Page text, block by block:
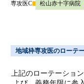
地域枠専攻医のローテ
上記のローテーショ